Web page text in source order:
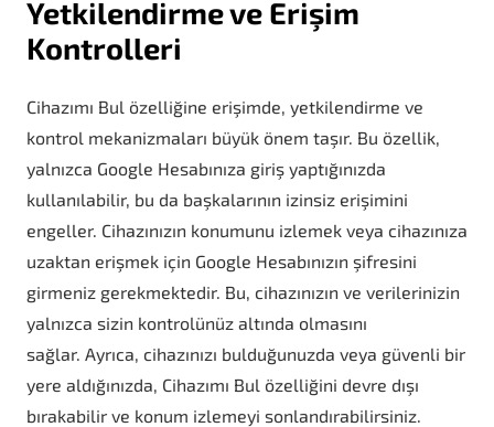
Yetkilendirme ve Erişim
Kontrolleri
Cihazımı Bul özelliğine erişimde, yetkilendirme ve
kontrol mekanizmaları büyük önem taşır. Bu özellik,
yalnızca Google Hesabınıza giriş yaptığınızda
kullanılabilir, bu da başkalarının izinsiz erişimini
engeller. Cihazınızın konumunu izlemek veya cihazınıza
uzaktan erişmek için Google Hesabınızın şifresini
girmeniz gerekmektedir. Bu, cihazınızın ve verilerinizin
yalnızca sizin kontrolünüz altında olmasını
sağlar. Ayrıca, cihazınızı bulduğunuzda veya güvenli bir
yere aldığınızda, Cihazımı Bul özelliğini devre dışı
bırakabilir ve konum izlemeyi sonlandırabilirsiniz.